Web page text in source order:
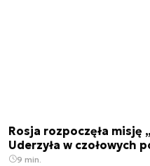
Rosja rozpoczęła misję
Uderzyła w czołowych
9 min.